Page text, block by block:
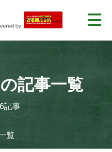
記事一覧
記事
覧